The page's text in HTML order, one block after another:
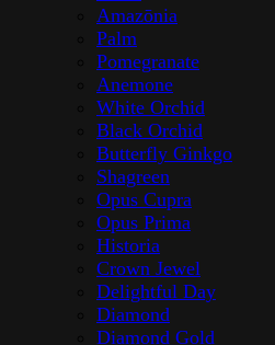
Amazōnia
Palm
Pomegranate
Anemone
White Orchid
Black Orchid
Butterfly Ginkgo
Shagreen
Opus Cupra
Opus Prima
Historia
Crown Jewel
Delightful Day
Diamond
Diamond Gold